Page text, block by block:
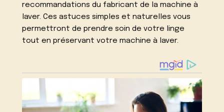
recommandations du fabricant de la machine à
laver. Ces astuces simples et naturelles vous
permettront de prendre soin de votre linge
tout en préservant votre machine à laver.